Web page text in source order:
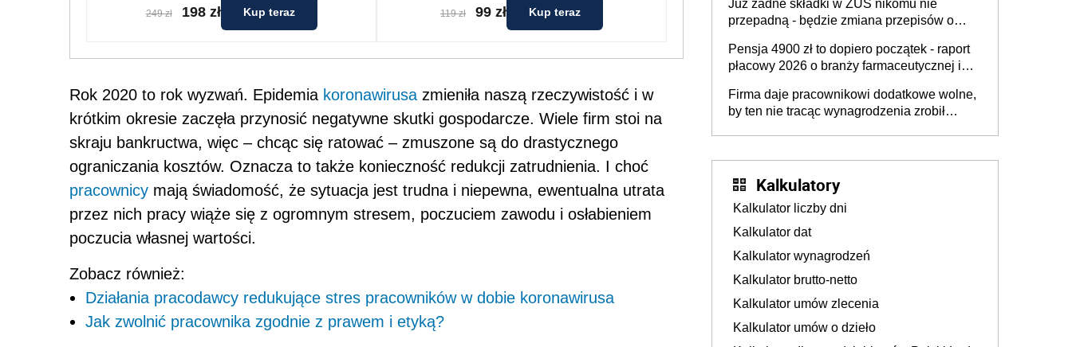
249 zł 198 zł Kup teraz 119 zł 99 zł Kup teraz
Rok 2020 to rok wyzwań. Epidemia koronawirusazmieniła naszą rzeczywistość i w
krótkim okresie zaczęła przynosić negatywne skutki gospodarcze. Wiele firm stoi na
skraju bankructwa, więc – chcąc się ratować – zmuszone są do drastycznego
ograniczania kosztów. Oznacza to także konieczność redukcji zatrudnienia. I choć
pracownicy mają świadomość, że sytuacja jest trudna i niepewna, ewentualna utrata
przez nich pracy wiąże się z ogromnym stresem, poczuciem zawodu i osłabieniem
poczucia własnej wartości.
Zobacz również:
Działania pracodawcy redukujące stres pracowników w dobie koronawirusa
Jak zwolnić pracownika zgodnie z prawem i etyką?
Już żadne składki w ZUS nikomu nie
przepadną - będzie zmiana przepisów o
ubezpieczeniom społecznym
Pensja 4900 zł to dopiero początek - raport
płacowy 2026 o branży farmaceutycznej i
Firma daje pracownikowi dodatkowe wolne,
by ten nie tracąc wynagrodzenia zrobił
Kalkulatory
Kalkulator liczby dni
Kalkulator dat
Kalkulator wynagrodzeń
Kalkulator brutto-netto
Kalkulator umów zlecenia
Kalkulator umów o dzieło